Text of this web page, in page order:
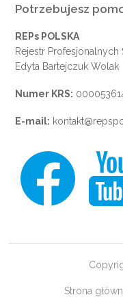
Potrzebujesz
REPs POLSKA
Rejestr Profesjonalnych
Edyta Bartejczuk Wolak
Numer KRS:
E-mail:
Strona